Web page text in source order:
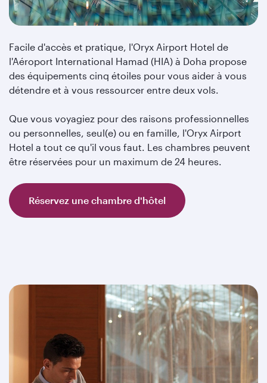
Facile d'accès et pratique, l'Oryx Airport Hotel de
l'Aéroport International Hamad (HIA) à Doha propose
des équipements cinq étoiles pour vous aider à vous
détendre et à vous ressourcer entre deux vols.
Que vous voyagiez pour des raisons professionnelles
ou personnelles, seul(e) ou en famille, l'Oryx Airport
Hotel a tout ce qu'il vous faut. Les chambres peuvent
être réservées pour un maximum de 24 heures.
Réservez une chambre d'hôtel